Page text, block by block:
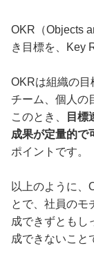
OKR（Objects
き目標を、Key
OKRは組織の目
チーム、個人の
このとき、
目標
成果が定量的で
ポイントです。
以上のように、
とで、社員のモ
成できずともし
成できないこと